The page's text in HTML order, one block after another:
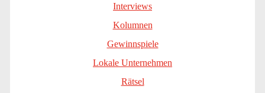
Interviews
Kolumnen
Gewinnspiele
Lokale Unternehmen
Rätsel